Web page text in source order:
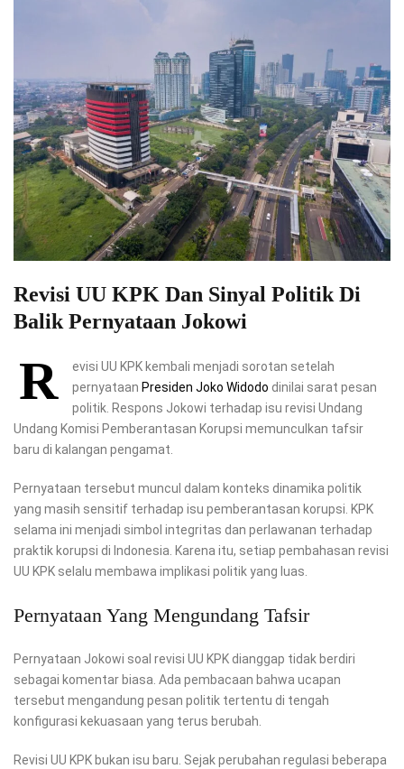
Revisi UU KPK Dan Sinyal Politik Di
Balik Pernyataan Jokowi
R
evisi UU KPK kembali menjadi sorotan setelah
pernyataan Presiden Joko Widodo dinilai sarat pesan
politik. Respons Jokowi terhadap isu revisi Undang
Undang Komisi Pemberantasan Korupsi memunculkan tafsir
baru di kalangan pengamat.
Pernyataan tersebut muncul dalam konteks dinamika politik
yang masih sensitif terhadap isu pemberantasan korupsi. KPK
selama ini menjadi simbol integritas dan perlawanan terhadap
praktik korupsi di Indonesia. Karena itu, setiap pembahasan revisi
UU KPK selalu membawa implikasi politik yang luas.
Pernyataan Yang Mengundang Tafsir
Pernyataan Jokowi soal revisi UU KPK dianggap tidak berdiri
sebagai komentar biasa. Ada pembacaan bahwa ucapan
tersebut mengandung pesan politik tertentu di tengah
konfigurasi kekuasaan yang terus berubah.
Revisi UU KPK bukan isu baru. Sejak perubahan regulasi beberapa